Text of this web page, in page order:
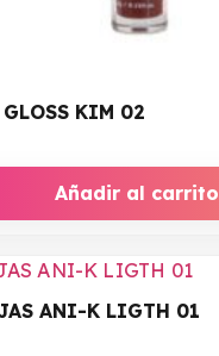
KIM 02
Añadir al carrito
ANI-K LIGTH 01